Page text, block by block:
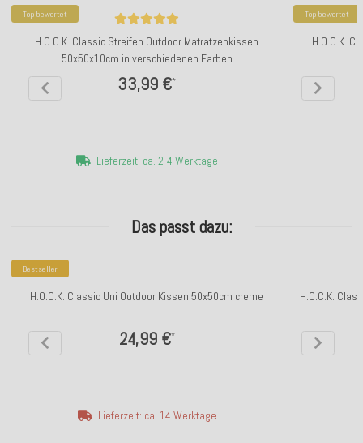
Top bewertet
H.O.C.K. Classic Streifen Outdoor Matratzenkissen
50x50x10cm in verschiedenen Farben
33,99 €*
Lieferzeit: ca. 2-4 Werktage
Top bewertet
H.O.C.K.
Das passt dazu:
Bestseller
H.O.C.K. Classic Uni Outdoor Kissen 50x50cm creme
24,99 €*
Lieferzeit: ca. 14 Werktage
H.O.C.K.